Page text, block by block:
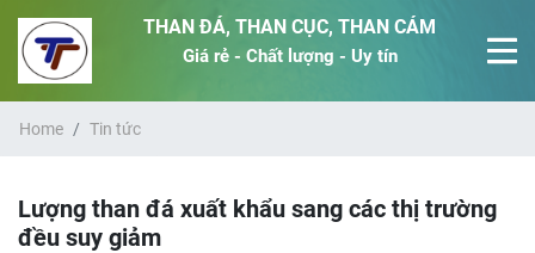
THAN ĐÁ, THAN CỤC, THAN CÁM
Giá rẻ - Chất lượng - Uy tín
Home Tin tức
Lượng than đá xuất khẩu sang các thị trường
đều suy giảm